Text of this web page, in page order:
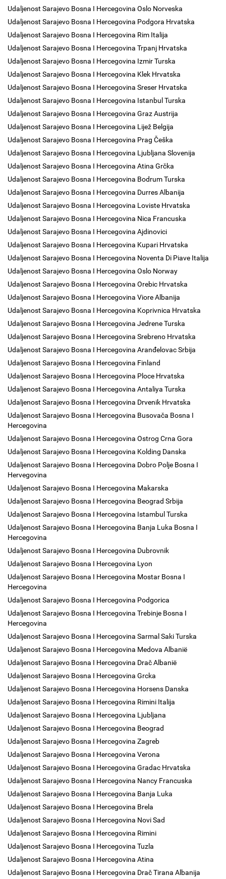
Udaljenost Sarajevo Bosna I Hercegovina Oslo Norveska
Udaljenost Sarajevo Bosna I Hercegovina Podgora Hrvatska
Udaljenost Sarajevo Bosna I Hercegovina Rim Italija
Udaljenost Sarajevo Bosna I Hercegovina Trpanj Hrvatska
Udaljenost Sarajevo Bosna I Hercegovina Izmir Turska
Udaljenost Sarajevo Bosna I Hercegovina Klek Hrvatska
Udaljenost Sarajevo Bosna I Hercegovina Sreser Hrvatska
Udaljenost Sarajevo Bosna I Hercegovina Istanbul Turska
Udaljenost Sarajevo Bosna I Hercegovina Graz Austrija
Udaljenost Sarajevo Bosna I Hercegovina Lijež Belgija
Udaljenost Sarajevo Bosna I Hercegovina Prag Češka
Udaljenost Sarajevo Bosna I Hercegovina Ljubljana Slovenija
Udaljenost Sarajevo Bosna I Hercegovina Atina Grčka
Udaljenost Sarajevo Bosna I Hercegovina Bodrum Turska
Udaljenost Sarajevo Bosna I Hercegovina Durres Albanija
Udaljenost Sarajevo Bosna I Hercegovina Loviste Hrvatska
Udaljenost Sarajevo Bosna I Hercegovina Nica Francuska
Udaljenost Sarajevo Bosna I Hercegovina Ajdinovici
Udaljenost Sarajevo Bosna I Hercegovina Kupari Hrvatska
Udaljenost Sarajevo Bosna I Hercegovina Noventa Di Piave Italija
Udaljenost Sarajevo Bosna I Hercegovina Oslo Norway
Udaljenost Sarajevo Bosna I Hercegovina Orebic Hrvatska
Udaljenost Sarajevo Bosna I Hercegovina Viore Albanija
Udaljenost Sarajevo Bosna I Hercegovina Koprivnica Hrvatska
Udaljenost Sarajevo Bosna I Hercegovina Jedrene Turska
Udaljenost Sarajevo Bosna I Hercegovina Srebreno Hrvatska
Udaljenost Sarajevo Bosna I Hercegovina Aranđelovac Srbija
Udaljenost Sarajevo Bosna I Hercegovina Finland
Udaljenost Sarajevo Bosna I Hercegovina Ploce Hrvatska
Udaljenost Sarajevo Bosna I Hercegovina Antaliya Turska
Udaljenost Sarajevo Bosna I Hercegovina Drvenik Hrvatska
Udaljenost Sarajevo Bosna I Hercegovina Busovača Bosna I
Hercegovina
Udaljenost Sarajevo Bosna I Hercegovina Ostrog Crna Gora
Udaljenost Sarajevo Bosna I Hercegovina Kolding Danska
Udaljenost Sarajevo Bosna I Hercegovina Dobro Polje Bosna I
Hervegovina
Udaljenost Sarajevo Bosna I Hercegovina Makarska
Udaljenost Sarajevo Bosna I Hercegovina Beograd Srbija
Udaljenost Sarajevo Bosna I Hercegovina Istambul Turska
Udaljenost Sarajevo Bosna I Hercegovina Banja Luka Bosna I
Hercegovina
Udaljenost Sarajevo Bosna I Hercegovina Dubrovnik
Udaljenost Sarajevo Bosna I Hercegovina Lyon
Udaljenost Sarajevo Bosna I Hercegovina Mostar Bosna I
Hercegovina
Udaljenost Sarajevo Bosna I Hercegovina Podgorica
Udaljenost Sarajevo Bosna I Hercegovina Trebinje Bosna I
Hercegovina
Udaljenost Sarajevo Bosna I Hercegovina Sarmal Saki Turska
Udaljenost Sarajevo Bosna I Hercegovina Medova Albanië
Udaljenost Sarajevo Bosna I Hercegovina Drač Albanië
Udaljenost Sarajevo Bosna I Hercegovina Grcka
Udaljenost Sarajevo Bosna I Hercegovina Horsens Danska
Udaljenost Sarajevo Bosna I Hercegovina Rimini Italija
Udaljenost Sarajevo Bosna I Hercegovina Ljubljana
Udaljenost Sarajevo Bosna I Hercegovina Beograd
Udaljenost Sarajevo Bosna I Hercegovina Zagreb
Udaljenost Sarajevo Bosna I Hercegovina Verona
Udaljenost Sarajevo Bosna I Hercegovina Gradac Hrvatska
Udaljenost Sarajevo Bosna I Hercegovina Nancy Francuska
Udaljenost Sarajevo Bosna I Hercegovina Banja Luka
Udaljenost Sarajevo Bosna I Hercegovina Brela
Udaljenost Sarajevo Bosna I Hercegovina Novi Sad
Udaljenost Sarajevo Bosna I Hercegovina Rimini
Udaljenost Sarajevo Bosna I Hercegovina Tuzla
Udaljenost Sarajevo Bosna I Hercegovina Atina
Udaljenost Sarajevo Bosna I Hercegovina Drač Tirana Albanija